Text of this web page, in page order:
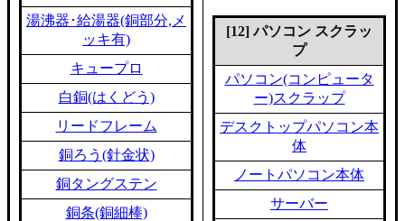
湯沸器･給湯器(銅部分,メ
ッキ有)
キュープロ
白銅(はくどう)
リードフレーム
銅ろう(針金状)
銅タングステン
銅条(銅細棒)
[12] パソコン スクラッ
プ
パソコン(コンピュータ
ー)スクラップ
デスクトップパソコン本
体
ノートパソコン本体
サーバー